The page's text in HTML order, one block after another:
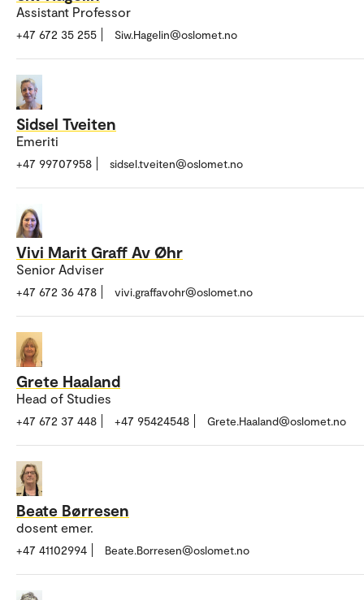
Assistant Professor
+47 672 35 255 Siw.Hagelin@oslomet.no
Sidsel Tveiten
Emeriti
+47 99707958 sidsel.tveiten@oslomet.no
Vivi Marit Graff Av Øhr
Senior Adviser
+47 672 36 478 vivi.graffavohr@oslomet.no
Grete Haaland
Head of Studies
+47 672 37 448 +47 95424548 Grete.Haaland@oslomet.no
Beate Børresen
dosent emer.
+47 41102994 Beate.Borresen@oslomet.no